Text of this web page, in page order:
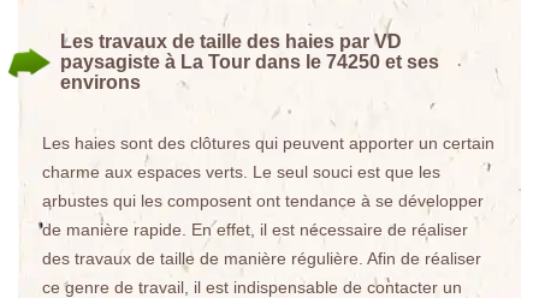
Les travaux de taille des haies par VD
paysagiste à La Tour dans le 74250 et ses
environs
Les haies sont des clôtures qui peuvent apporter un certain
charme aux espaces verts. Le seul souci est que les
arbustes qui les composent ont tendance à se développer
de manière rapide. En effet, il est nécessaire de réaliser
des travaux de taille de manière régulière. Afin de réaliser
ce genre de travail, il est indispensable de contacter un